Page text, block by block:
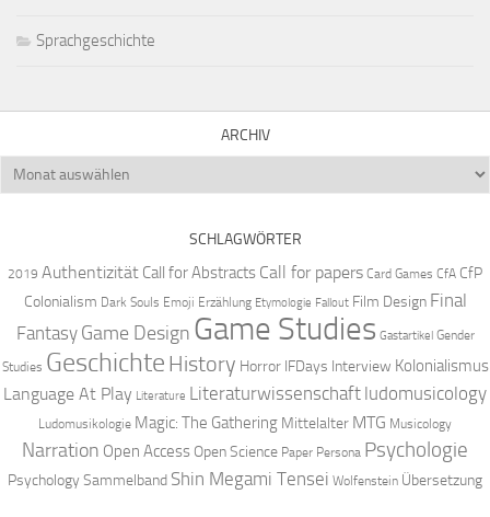
Sprachgeschichte
ARCHIV
Archiv
SCHLAGWÖRTER
2019 Authentizität Call for Abstracts Call for papers Card Games CfA CfP
Colonialism Dark Souls Emoji Erzählung Etymologie Fallout Film Design Final
Fantasy Game Design Game Studies Gastartikel Gender
Studies Geschichte History Horror IFDays Interview Kolonialismus
Language At Play Literature Literaturwissenschaft ludomusicology
Ludomusikologie Magic: The Gathering Mittelalter MTG Musicology
Narration Open Access Open Science Paper Persona Psychologie
PsychologySammelband Shin Megami Tensei Wolfenstein Übersetzung